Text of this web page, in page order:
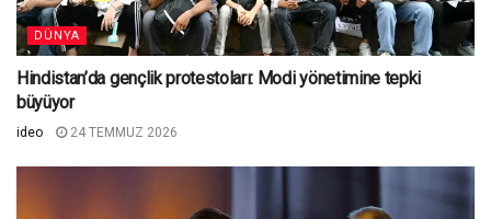
DÜNYA
Hindistan’da gençlik protestoları: Modi yönetimine tepki
büyüyor
ideo 24 TEMMUZ 2026